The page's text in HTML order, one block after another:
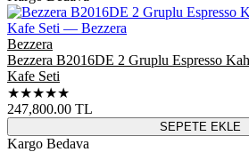
Bezzera
Bezzera B2016DE 2 Gruplu Espresso
Kafe Seti
★★★★★
247,800.00 TL
SEPETE EKLE
Kargo Bedava